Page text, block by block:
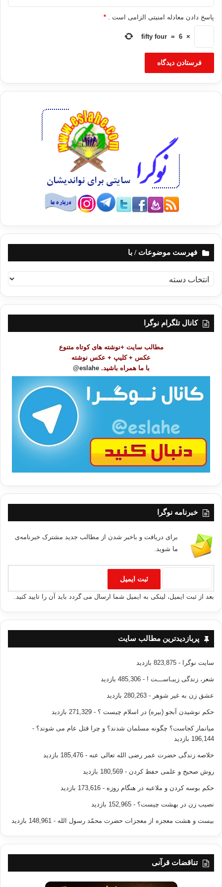
پاسخ دادن معادله امنیتی الزامی است . *
×
6
=
fifty four
فهرست موضوعات / با
ه
ر
کانال تلگرام نوگرا
مطالب سایت +نوشته های کوتاه متنوع
عکس + کلیپ + عکس نوشته
با ما همراه باشید. eslahe@
خبرنامه نوگرا
برای دریافت و باخبر شدن از مطالب جدید مشترک خبرنامه‌ی
ما شوید.
بعد از ثبت ایمیل، لینکی به ایمیل شما ارسال می گردد باید آن را تایید کنید.
پربازدیدترین مطالب سایت
سایت نوگرا - 823,875 بازدید
شعر، زندگی زیبـاســـت ! - 485,306 بازدید
عشق زن به غیر شوهر - 280,263 بازدید
حکم نوشیدن آبجو (بیره) در اسلام چیست ؟ - 271,329 بازدید
میانمار کجاست؟ چگونه مسلمان شدند؟ و چرا قتل عام می شوند؟ -
196,144 بازدید
خلاصه زندگی حضرت عمر رضی الله تعالی عنه - 185,476 بازدید
روش صحیح و علمی حفظ کردن - 180,569 بازدید
حکم بوسه کردن و ملاعبه در هنگام روزه - 173,616 بازدید
نصیب زن در بهشت چیست؟ - 152,965 بازدید
بیست و هشت معجزه از معجزات حضرت محمّد رسول الله - 148,961 بازدید
تناقضات قرآنی